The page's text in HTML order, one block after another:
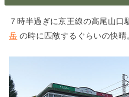
７時半過ぎに京王線の高尾山口
岳 の時に匹敵するぐらいの快晴